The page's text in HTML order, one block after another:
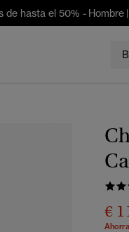
de hasta el 50% - Hombre |
€